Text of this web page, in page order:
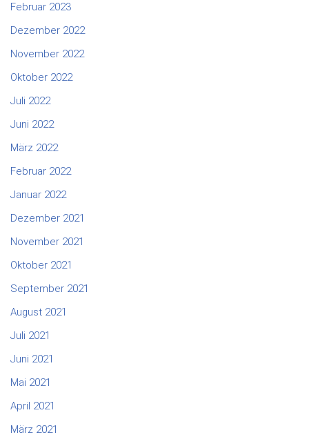
Februar 2023
Dezember 2022
November 2022
Oktober 2022
Juli 2022
Juni 2022
März 2022
Februar 2022
Januar 2022
Dezember 2021
November 2021
Oktober 2021
September 2021
August 2021
Juli 2021
Juni 2021
Mai 2021
April 2021
März 2021